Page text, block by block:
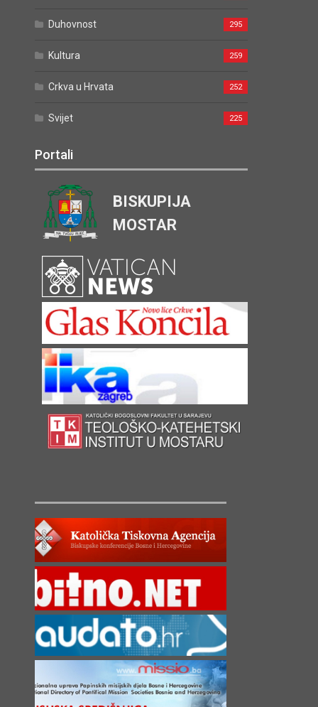
Duhovnost 295
Kultura 259
Crkva u Hrvata 252
Svijet 225
Portali
BISKUPIJA
MOSTAR